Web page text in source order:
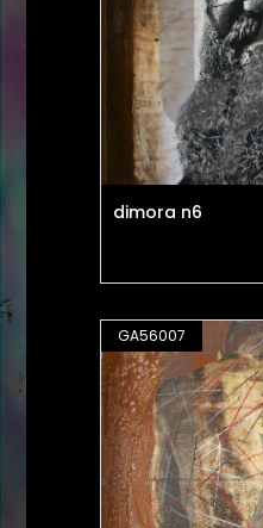
dimora n6
GA56007